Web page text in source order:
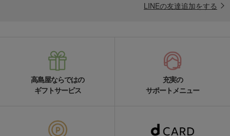
LINEの友達追加をする
高島屋ならではの
ギフトサービス
充実の
サポートメニュー